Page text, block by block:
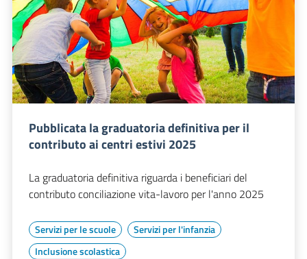
Pubblicata la graduatoria definitiva per il
contributo ai centri estivi 2025
La graduatoria definitiva riguarda i beneficiari del
contributo conciliazione vita-lavoro per l'anno 2025
Servizi per le scuole
Servizi per l'infanzia
Inclusione scolastica